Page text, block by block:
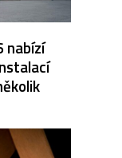
nabízí